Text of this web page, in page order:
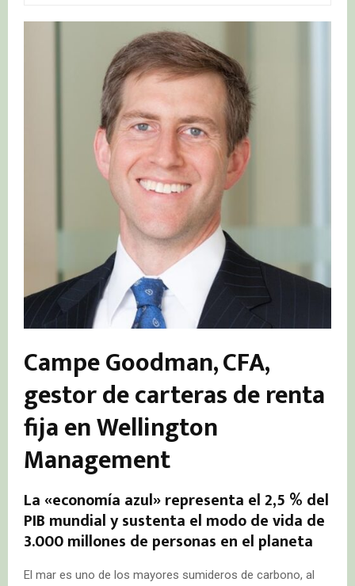
Campe Goodman, CFA,
gestor de carteras de renta
fija en Wellington
Management
La «economía azul» representa el 2,5 % del
PIB mundial y sustenta el modo de vida de
3.000 millones de personas en el planeta
El mar es uno de los mayores sumideros de carbono, al